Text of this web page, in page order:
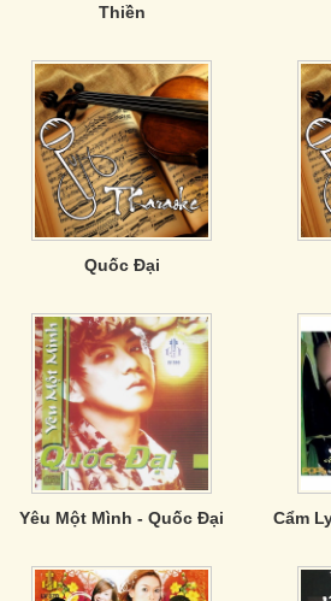
Thiền
Quốc Đại
Yêu Một Mình - Quốc Đại